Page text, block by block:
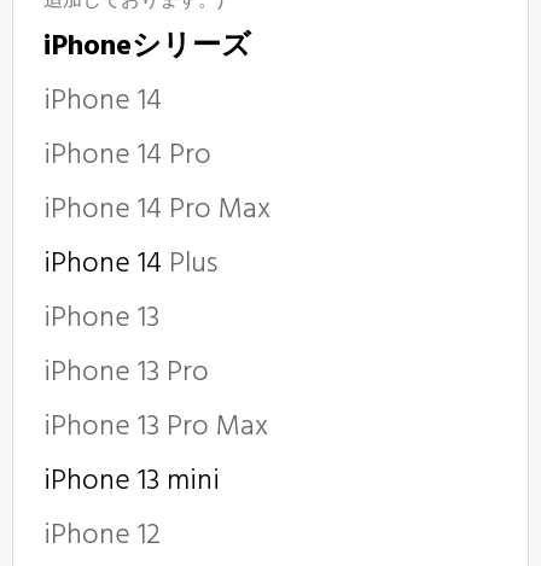
iPhoneシリーズ
iPhone 14
iPhone 14 Pro
iPhone 14 Pro Max
iPhone 14 Plus
iPhone 13
iPhone 13 Pro
iPhone 13 Pro Max
iPhone 13 mini
iPhone 12